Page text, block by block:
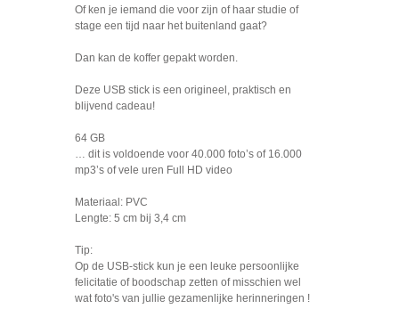
Of ken je iemand die voor zijn of haar studie of
stage een tijd naar het buitenland gaat?
Dan kan de koffer gepakt worden.
Deze USB stick is een origineel, praktisch en
blijvend cadeau!
64 GB
… dit is voldoende voor 40.000 foto’s of 16.000
mp3’s of vele uren Full HD video
Materiaal: PVC
Lengte: 5 cm bij 3,4 cm
Tip:
Op de USB-stick kun je een leuke persoonlijke
felicitatie of boodschap zetten of misschien wel
wat foto's van jullie gezamenlijke herinneringen !